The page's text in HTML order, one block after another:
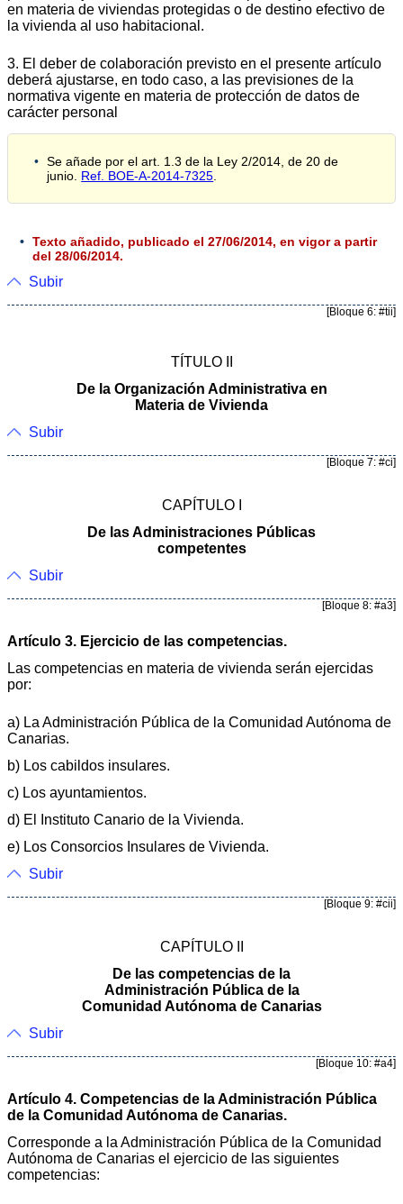
en materia de viviendas protegidas o de destino efectivo de
la vivienda al uso habitacional.
3. El deber de colaboración previsto en el presente artículo
deberá ajustarse, en todo caso, a las previsiones de la
normativa vigente en materia de protección de datos de
carácter personal
Se añade por el art. 1.3 de la Ley 2/2014, de 20 de
junio. Ref. BOE-A-2014-7325
Texto añadido, publicado el 27/06/2014, en vigor a partir
del 28/06/2014.
Subir
[Bloque 6: #tii]
TÍTULO II
De la Organización Administrativa en
Materia de Vivienda
Subir
[Bloque 7: #ci]
CAPÍTULO I
De las Administraciones Públicas
competentes
Subir
[Bloque 8: #a3]
Artículo 3. Ejercicio de las competencias.
Las competencias en materia de vivienda serán ejercidas
por:
a) La Administración Pública de la Comunidad Autónoma de
Canarias.
b) Los cabildos insulares.
c) Los ayuntamientos.
d) El Instituto Canario de la Vivienda.
e) Los Consorcios Insulares de Vivienda.
Subir
[Bloque 9: #cii]
CAPÍTULO II
De las competencias de la
Administración Pública de la
Comunidad Autónoma de Canarias
Subir
[Bloque 10: #a4]
Artículo 4. Competencias de la Administración Pública
de la Comunidad Autónoma de Canarias.
Corresponde a la Administración Pública de la Comunidad
Autónoma de Canarias el ejercicio de las siguientes
competencias: